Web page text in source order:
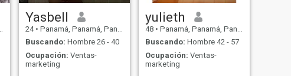
Yasbell
24 • Panamá, Panamá, Panamá
Buscando: Hombre 26 - 40
Ocupación: Ventas-
marketing
yulieth
48 • Panamá, Panamá, Panamá
Buscando: Hombre 42 - 57
Ocupación: Ventas-
marketing